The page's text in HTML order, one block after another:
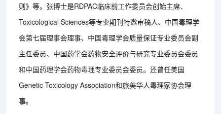
则》等。张博士是RDPAC临床前工作委员会创始主席、
Toxicological Sciences等专业期刊特邀审稿人、中国毒理学
会第七届理事会理事、中国毒理学会质量保证专业委员会副
主任委员、中国药学会药物安全评价与研究专业委员会委员
和中国药理学会药物毒理专业委员会委员。还曾任美国
Genetic Toxicology Association和旅美华人毒理家协会理
事。